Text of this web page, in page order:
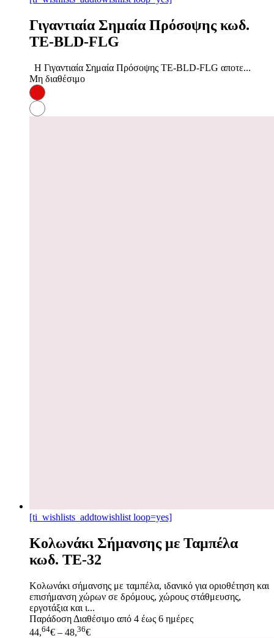
Γιγαντιαία Σημαία Πρόσοψης κωδ.
TE-BLD-FLG
Η Γιγαντιαία Σημαία Πρόσοψης TE-BLD-FLG αποτε...
Μη διαθέσιμο
[ti_wishlists_addtowishlist loop=yes]
Κολωνάκι Σήμανσης με Ταμπέλα
κωδ. TE-32
Κολωνάκι σήμανσης με ταμπέλα, ιδανικό για οριοθέτηση και
επισήμανση χώρων σε δρόμους, χώρους στάθμευσης,
εργοτάξια και ι...
Παράδοση Διαθέσιμο από 4 έως 6 ημέρες
44,64€ – 48,36€